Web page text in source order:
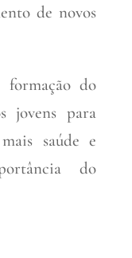
de novos
formação do
jovens para
saúde e
do